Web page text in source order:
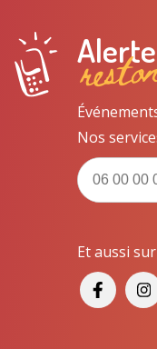
Nos
Et aussi